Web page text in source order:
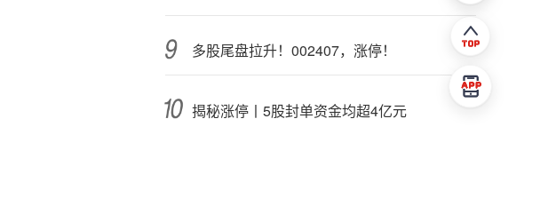
多股尾盘拉升！002407，涨停！
揭秘涨停丨5股封单资金均超4亿元